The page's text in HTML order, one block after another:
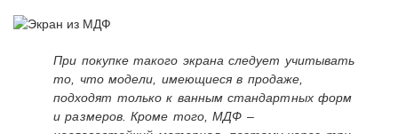
При покупке такого экрана следует учитывать
то, что модели, имеющиеся в продаже,
подходят только к ванным стандартных форм
и размеров. Кроме того, МДФ –